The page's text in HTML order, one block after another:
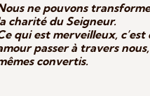
ne pouvons
charité du Seigneur.
qui est merveilleux, c’est
passer à travers
convertis.